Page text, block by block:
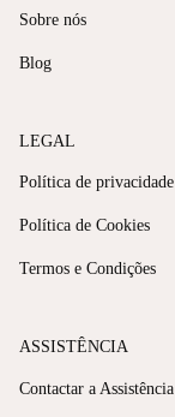
Sobre nós
Blog
LEGAL
Política de privacidade
Política de Cookies
Termos e Condições
ASSISTÊNCIA
Contactar a Assistência